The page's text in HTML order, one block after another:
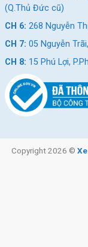
(Q.Thủ Đức cũ)
CH 6: 268 Nguyễn
CH 7: 05 Nguyễn
CH 8: 15 Phú Lợi,
Copyright 2026 ©